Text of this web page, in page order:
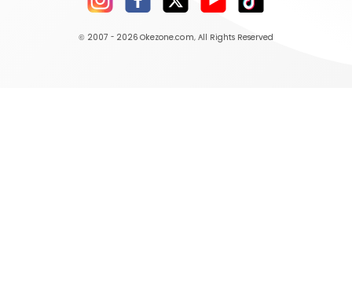
© 2007 - 2026 Okezone.com, All Rights Reserved